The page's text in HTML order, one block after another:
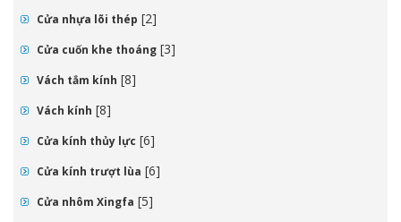
Cửa nhựa lõi thép [2]
Cửa cuốn khe thoáng [3]
Vách tắm kính [8]
Vách kính [8]
Cửa kính thủy lực [6]
Cửa kính trượt lùa [6]
Cửa nhôm Xingfa [5]